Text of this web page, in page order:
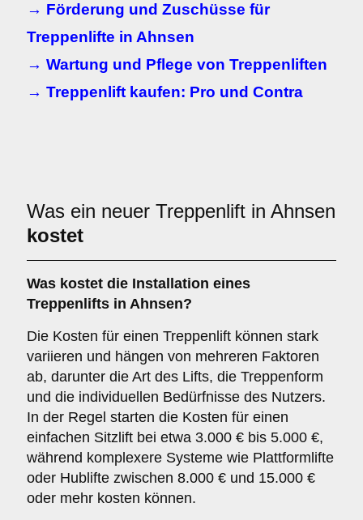
→ Förderung und Zuschüsse für
Treppenlifte in Ahnsen
→ Wartung und Pflege von Treppenliften
→ Treppenlift kaufen: Pro und Contra
Was ein neuer Treppenlift in Ahnsen
kostet
Was kostet die Installation eines
Treppenlifts in Ahnsen?
Die Kosten für einen Treppenlift können stark
variieren und hängen von mehreren Faktoren
ab, darunter die Art des Lifts, die Treppenform
und die individuellen Bedürfnisse des Nutzers.
In der Regel starten die Kosten für einen
einfachen Sitzlift bei etwa 3.000 € bis 5.000 €,
während komplexere Systeme wie Plattformlifte
oder Hublifte zwischen 8.000 € und 15.000 €
oder mehr kosten können.